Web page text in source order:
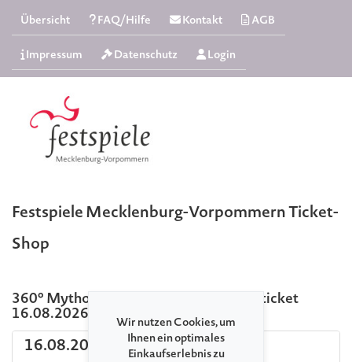
Übersicht FAQ/Hilfe Kontakt AGB
Impressum Datenschutz Login
Festspiele Mecklenburg-Vorpommern Ticket-
Shop
360° Mythos Orchester Sonntag Tagesticket
16.08.2026
16.08.2026 Ulrichshusen
Wir nutzen Cookies, um
Ihnen ein optimales
Einkaufserlebnis zu